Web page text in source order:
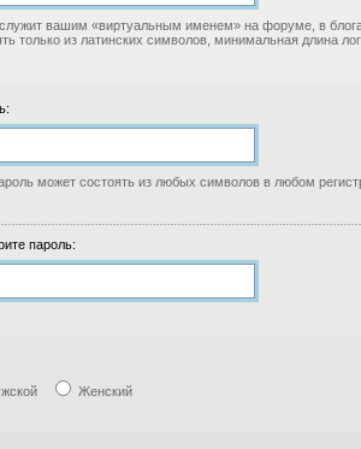
вашим «виртуальным именем» на форуме, в
только из латинских символов, минимальная длина
может состоять из любых символов в любом
пароль:
Женский